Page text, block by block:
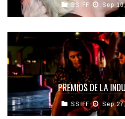
SSIFF Sep
PREMIOS DE LA
SSIFF Sep